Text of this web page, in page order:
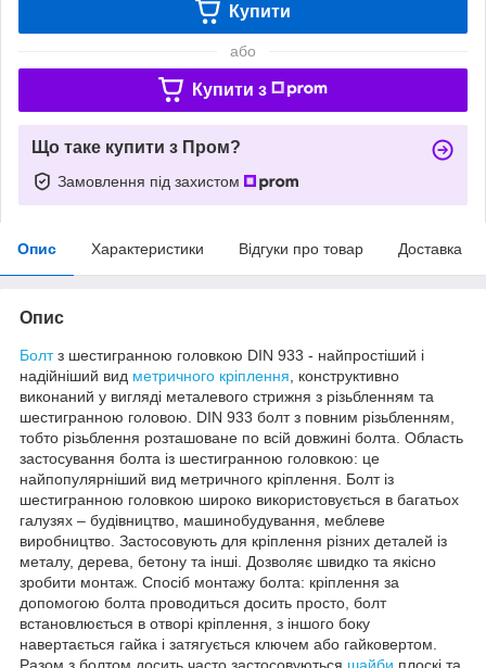
Купити
або
Купити з
Що таке купити з Пром?
Замовлення під захистом
Опис Характеристики Відгуки про товар Доставка
Опис
Болтз шестигранною головкою DIN 933 - найпростіший і
надійніший вид метричного кріплення , конструктивно
виконаний у вигляді металевого стрижня з різьбленням та
шестигранною головою. DIN 933 болт з повним різьбленням,
тобто різьблення розташоване по всій довжині болта. Область
застосування болта із шестигранною головкою: це
найпопулярніший вид метричного кріплення. Болт із
шестигранною головкою широко використовується в багатьох
галузях – будівництво, машинобудування, меблеве
виробництво. Застосовують для кріплення різних деталей із
металу, дерева, бетону та інші. Дозволяє швидко та якісно
зробити монтаж. Спосіб монтажу болта: кріплення за
допомогою болта проводиться досить просто, болт
встановлюється в отворі кріплення, з іншого боку
навертається гайка і затягується ключем або гайковертом.
Разом з болтом досить часто застосовуються шайби плоскі та